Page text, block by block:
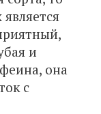
и
она
с